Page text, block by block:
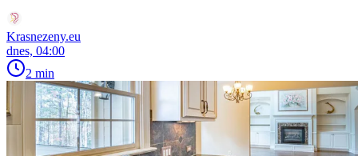
Krasnezeny.eu
dnes, 04:00
2 min